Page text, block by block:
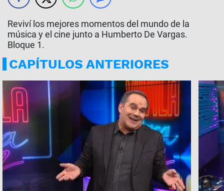
Reviví los mejores momentos del mundo de la
música y el cine junto a Humberto De Vargas.
Bloque 1.
CAPÍTULOS ANTERIORES